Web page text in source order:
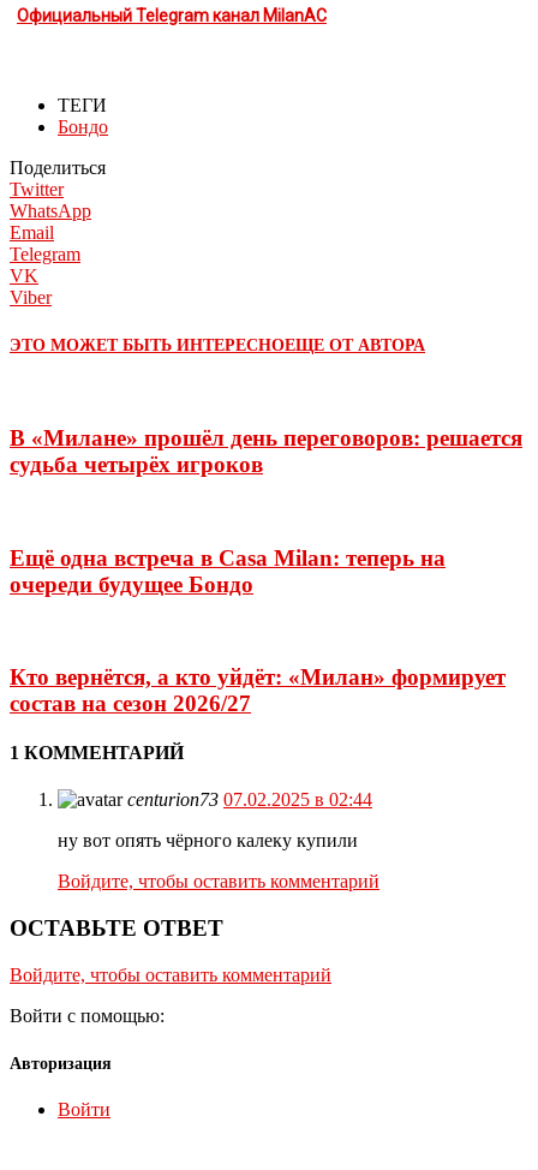
Официальный Telegram канал MilanAC
ТЕГИ
Бондо
Поделиться
Twitter
WhatsApp
Email
Telegram
VK
Viber
ЭТО МОЖЕТ БЫТЬ ИНТЕРЕСНОЕЩЕ ОТ АВТОРА
В «Милане» прошёл день переговоров: решается
судьба четырёх игроков
Ещё одна встреча в Casa Milan: теперь на
очереди будущее Бондо
Кто вернётся, а кто уйдёт: «Милан» формирует
состав на сезон 2026/27
1 КОММЕНТАРИЙ
centurion73 07.02.2025 в 02:44
ну вот опять чёрного калеку купили
Войдите, чтобы оставить комментарий
ОСТАВЬТЕ ОТВЕТ
Войдите, чтобы оставить комментарий
Войти с помощью:
Авторизация
Войти